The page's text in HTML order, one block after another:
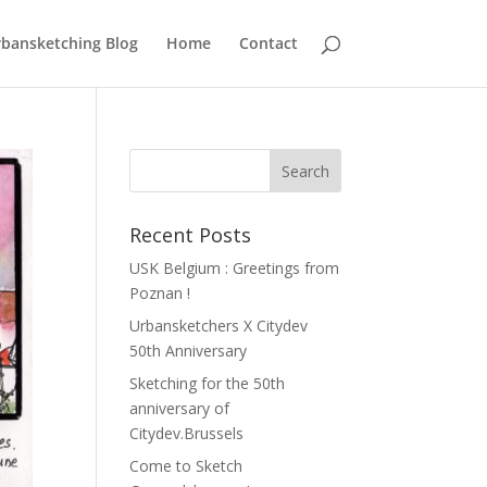
Blog Home Contact
Recent Posts
USK Belgium : Greetings from
Poznan !
Urbansketchers X Citydev
50th Anniversary
Sketching for the 50th
anniversary of
Citydev.Brussels
Come to Sketch